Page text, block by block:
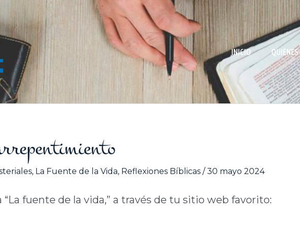
INICIO
, La Fuente de la Vida, Reflexiones Bíblicas /30 mayo 2024
fuente de la vida,” a través de tu sitio web favorito: